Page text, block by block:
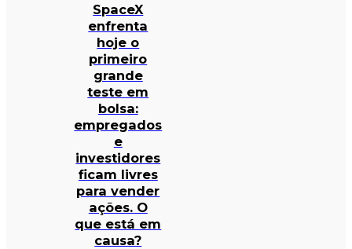
SpaceX
enfrenta
hoje o
primeiro
grande
teste em
bolsa:
empregados
e
investidores
ficam livres
para vender
ações. O
que está em
causa?